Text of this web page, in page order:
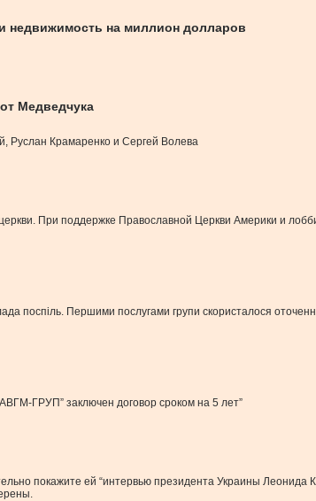
недвижимость на миллион долларов
Медведчука
Руслан Крамаренко и Сергей Волева
При поддержке Православной Церкви Америки и
поспіль. Першими послугами групи скористалося
ГРУП” заключен договор сроком на 5 лет”
покажите ей “интервью президента Украины